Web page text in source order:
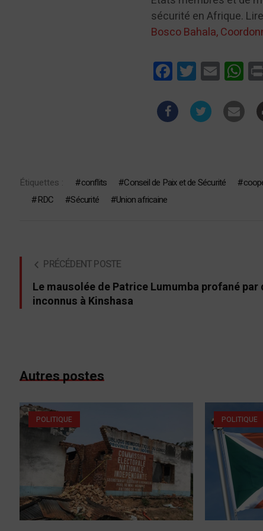
sécurité en Afrique.
Bosco Bahala,
FacebookTwitterEmail
Étiquettes : conflits Conseil de Paix et de Sécurité
RDC
Sécurité Union africaine
PRÉCÉDENT POSTE
Le mausolée de Patrice Lumumba profané par
inconnus à Kinshasa
Autres postes
POLITIQUE POLITIQUE